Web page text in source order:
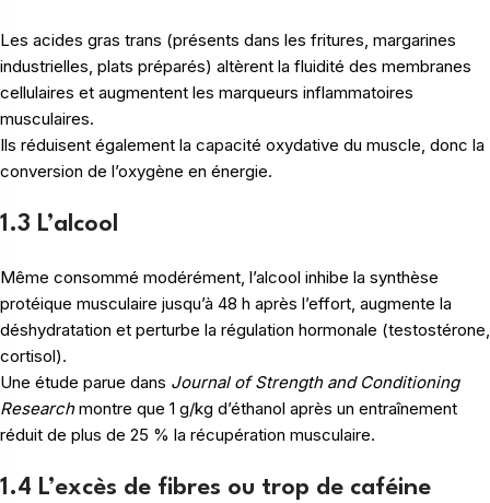
Les acides gras trans (présents dans les fritures, margarines
industrielles, plats préparés) altèrent la fluidité des membranes
cellulaires et augmentent les marqueurs inflammatoires
musculaires.
Ils réduisent également la capacité oxydative du muscle, donc la
conversion de l’oxygène en énergie.
1.3 L’alcool
Même consommé modérément, l’alcool inhibe la synthèse
protéique musculaire jusqu’à 48 h après l’effort, augmente la
déshydratation et perturbe la régulation hormonale (testostérone,
cortisol).
Une étude parue dans Journal of Strength and Conditioning
Researchmontre que 1 g/kg d’éthanol après un entraînement
réduit de plus de 25 % la récupération musculaire.
1.4 L’excès de fibres ou trop de caféine